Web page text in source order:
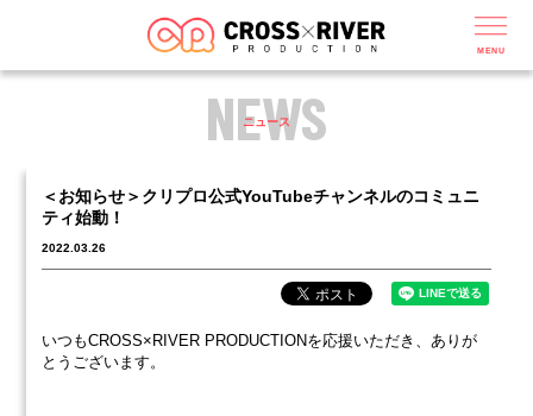
MENU
NEWS
ニュース
＜お知らせ＞クリプロ公式YouTubeチャンネルのコミュニ
ティ始動！
2022.03.26
いつもCROSS×RIVER PRODUCTIONを応援いただき、ありが
とうございます。